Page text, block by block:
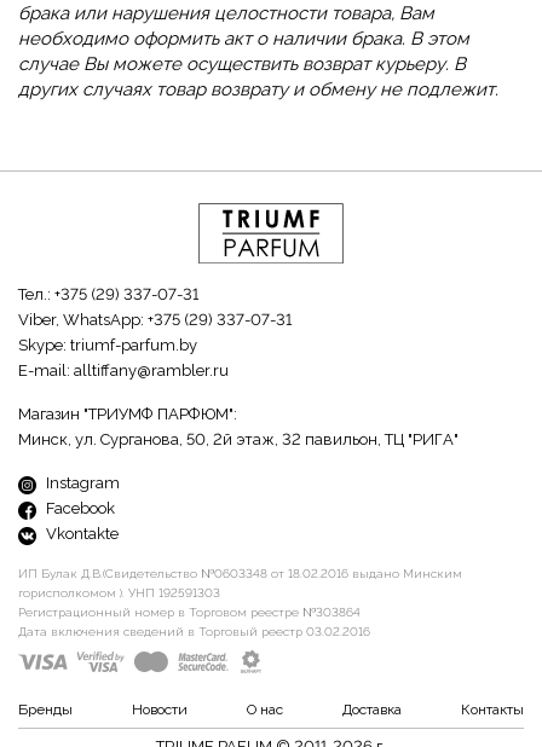
брака или нарушения целостности товара, Вам
необходимо оформить акт о наличии брака. В этом
случае Вы можете осуществить возврат курьеру. В
других случаях товар возврату и обмену не подлежит.
Тел.: +375 (29) 337-07-31
Viber, WhatsApp: +375 (29) 337-07-31
Skype: triumf-parfum.by
E-mail: alltiffany@rambler.ru
Магазин "ТРИУМФ ПАРФЮМ":
Минск, ул. Сурганова, 50, 2й этаж, 32 павильон, ТЦ "РИГА"
Instagram
Facebook
Vkontakte
ИП Булак Д.В.(Свидетельство №0603348 от 18.02.2016 выдано Минским
горисполкомом ). УНП 192591303
Регистрационный номер в Торговом реестре №303864
Дата включения сведений в Торговый реестр 03.02.2016
Бренды Новости О нас Доставка Контакты